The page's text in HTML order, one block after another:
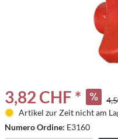
3,82 CHF *
Artikel zur Zeit nicht am
Numero Ordine: E3160